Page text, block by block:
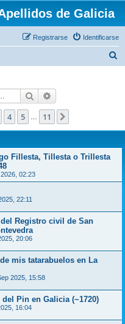
de Galicia
Identificarse
Registrarse
Buscar
11
4 5 11
Fillesta, Tillesta o Trillesta
02:23
22:11
del Registro civil de San
20:06
mis tatarabuelos en La
2025, 15:58
Pin en Galicia (~1720)
16:04